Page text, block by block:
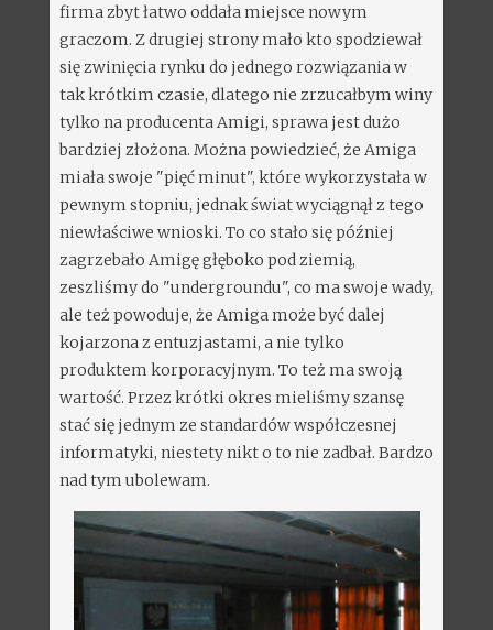
firma zbyt łatwo oddała miejsce nowym
graczom. Z drugiej strony mało kto spodziewał
się zwinięcia rynku do jednego rozwiązania w
tak krótkim czasie, dlatego nie zrzucałbym winy
tylko na producenta Amigi, sprawa jest dużo
bardziej złożona. Można powiedzieć, że Amiga
miała swoje "pięć minut", które wykorzystała w
pewnym stopniu, jednak świat wyciągnął z tego
niewłaściwe wnioski. To co stało się później
zagrzebało Amigę głęboko pod ziemią,
zeszliśmy do "undergroundu", co ma swoje wady,
ale też powoduje, że Amiga może być dalej
kojarzona z entuzjastami, a nie tylko
produktem korporacyjnym. To też ma swoją
wartość. Przez krótki okres mieliśmy szansę
stać się jednym ze standardów współczesnej
informatyki, niestety nikt o to nie zadbał. Bardzo
nad tym ubolewam.